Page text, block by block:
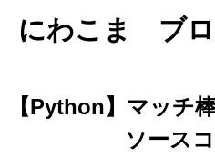
にわこま ブ
【Python】マッチ
ソース